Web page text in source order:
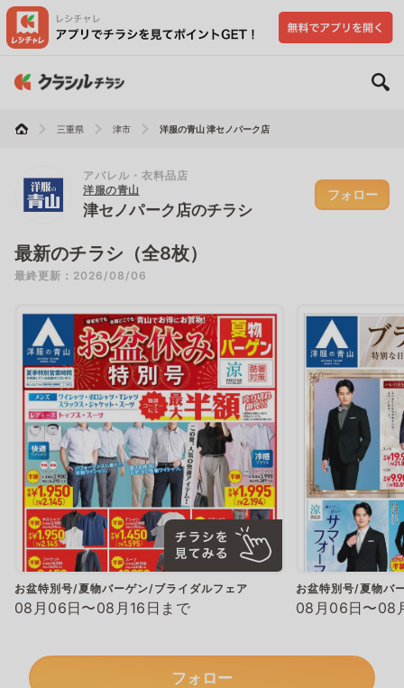
三重県 津市 洋服の青山 津セノパーク店
アパレル・衣料品店
洋服の青山
津セノパーク店のチラシ
フォロー
最新のチラシ（全8枚）
最終更新：2026/08/06
お盆特別号/夏物バーゲン/ブライダルフェア
08月06日〜08月16日まで
お盆特別号/夏物バ
08月06日〜08
フォロー